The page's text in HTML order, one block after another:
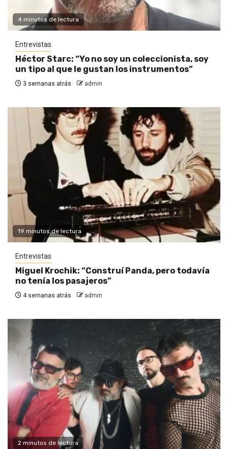
4 minutos de lectura
Entrevistas
Héctor Starc: “Yo no soy un coleccionista, soy
un tipo al que le gustan los instrumentos”
3 semanas atrás admin
19 minutos de lectura
Entrevistas
Miguel Krochik: “Construí Panda, pero todavía
no tenía los pasajeros”
4 semanas atrás admin
2 minutos de lectura